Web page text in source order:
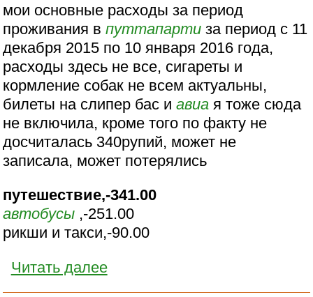
мои основные расходы за период
проживания впуттапарти за период с 11
декабря 2015 по 10 января 2016 года,
расходы здесь не все, сигареты и
кормление собак не всем актуальны,
билеты на слипер бас иавиа я тоже сюда
не включила, кроме того по факту не
досчиталась 340рупий, может не
записала, может потерялись
путешествие,-341.00
автобусы ,-251.00
рикши и такси,-90.00
Читать далее